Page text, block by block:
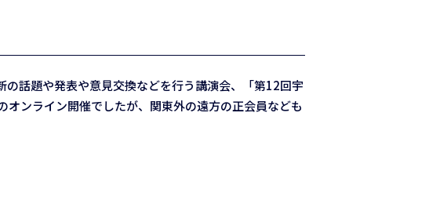
話題や発表や意見交換などを行う講演会、「第12回宇
ンライン開催でしたが、関東外の遠方の正会員なども